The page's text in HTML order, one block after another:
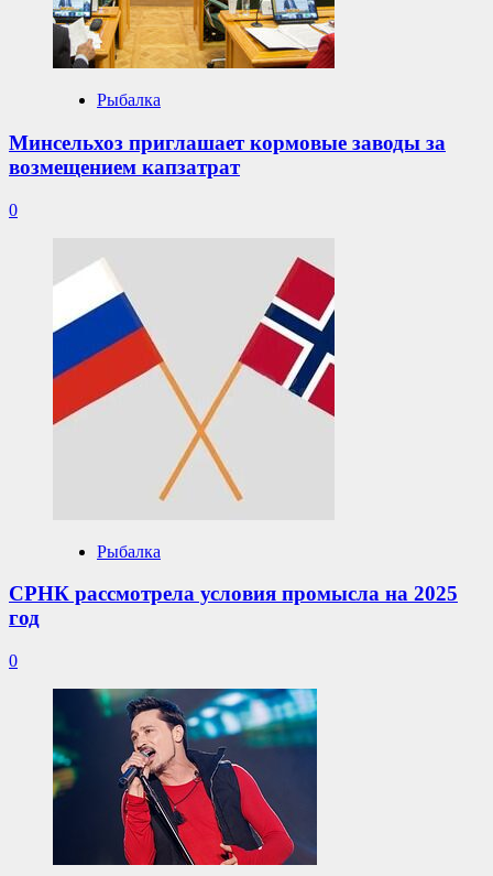
Рыбалка
Минсельхоз приглашает кормовые заводы за
возмещением капзатрат
0
Рыбалка
СРНК рассмотрела условия промысла на 2025
год
0